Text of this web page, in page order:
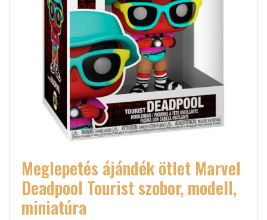
Meglepetés ájándék ötlet Marvel
Deadpool Tourist szobor, modell,
miniatúra